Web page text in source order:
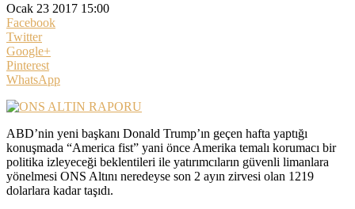
Ocak 23 2017 15:00
Facebook
Twitter
Google+
Pinterest
WhatsApp
ABD’nin yeni başkanı Donald Trump’ın geçen hafta yaptığı
konuşmada “America fist” yani önce Amerika temalı korumacı bir
politika izleyeceği beklentileri ile yatırımcıların güvenli limanlara
yönelmesi ONS Altını neredeyse son 2 ayın zirvesi olan 1219
dolarlara kadar taşıdı.